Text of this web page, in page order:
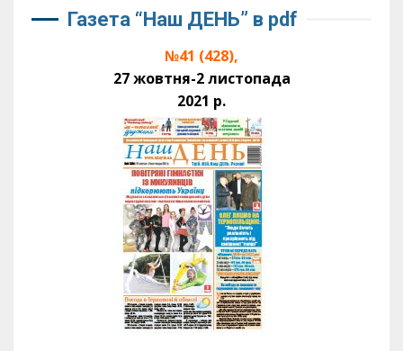
Газета “Наш ДЕНЬ” в pdf
№41 (428),
27 жовтня-2 листопада
2021 р.